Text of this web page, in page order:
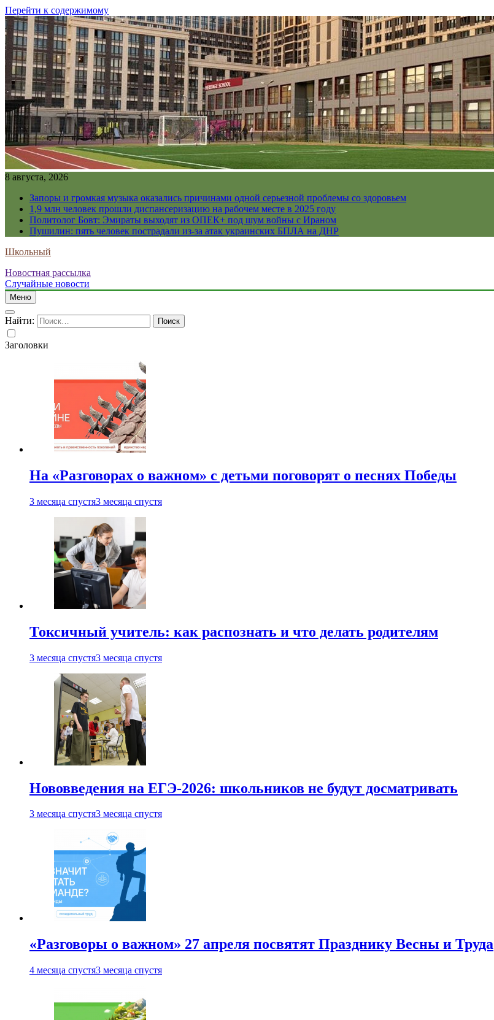
Перейти к содержимому
8 августа, 2026
Запоры и громкая музыка оказались причинами одной серьезной проблемы со здоровьем
1,9 млн человек прошли диспансеризацию на рабочем месте в 2025 году
Политолог Бовт: Эмираты выходят из ОПЕК+ под шум войны с Ираном
Пушилин: пять человек пострадали из-за атак украинских БПЛА на ДНР
Школьный
Новостная рассылка
Случайные новости
Меню
Найти:
Заголовки
На «Разговорах о важном» с детьми поговорят о песнях Победы
3 месяца спустя3 месяца спустя
Токсичный учитель: как распознать и что делать родителям
3 месяца спустя3 месяца спустя
Нововведения на ЕГЭ-2026: школьников не будут досматривать
3 месяца спустя3 месяца спустя
«Разговоры о важном» 27 апреля посвятят Празднику Весны и Труда
4 месяца спустя3 месяца спустя